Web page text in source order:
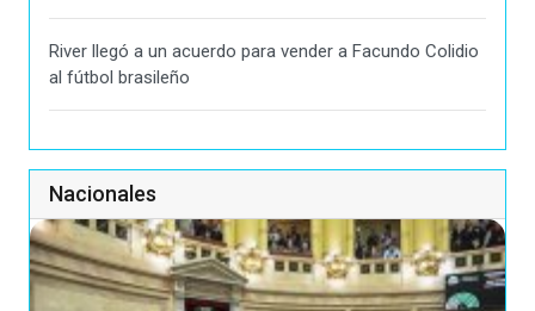
River llegó a un acuerdo para vender a Facundo Colidio
al fútbol brasileño
Nacionales